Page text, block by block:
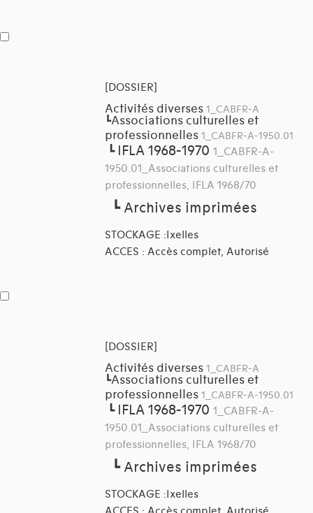
[DOSSIER]
Activités diverses 1_CABFR-A
┗Associations culturelles et
professionnelles 1_CABFR-A-1950.01
┗ IFLA 1968-1970 1_CABFR-A-
1950.01_Associations culturelles et
professionnelles, IFLA 1968/70
┗Archives imprimées
STOCKAGE :Ixelles
ACCES : Accès complet, Autorisé
[DOSSIER]
Activités diverses 1_CABFR-A
┗Associations culturelles et
professionnelles 1_CABFR-A-1950.01
┗ IFLA 1968-1970 1_CABFR-A-
1950.01_Associations culturelles et
professionnelles, IFLA 1968/70
┗Archives imprimées
STOCKAGE :Ixelles